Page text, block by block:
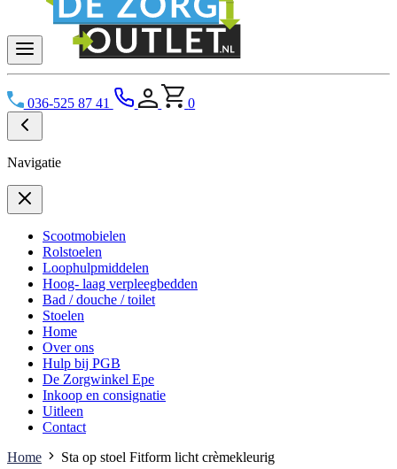
036-525 87 41 0
Navigatie
Scootmobielen
Rolstoelen
Loophulpmiddelen
Hoog- laag verpleegbedden
Bad / douche / toilet
Stoelen
Home
Over ons
Hulp bij PGB
De Zorgwinkel Epe
Inkoop en consignatie
Uitleen
Contact
Home
Sta op stoel Fitform licht crèmekleurig